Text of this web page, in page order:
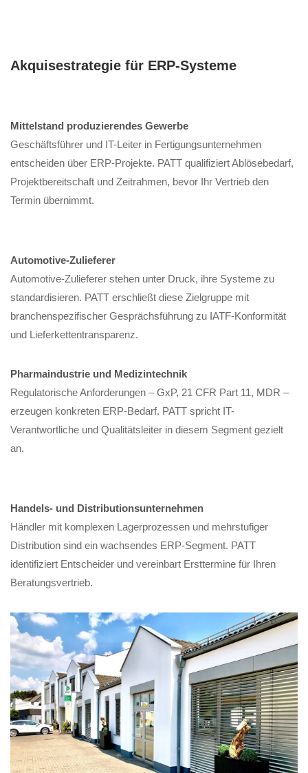
Akquisestrategie für ERP-Systeme
Mittelstand produzierendes Gewerbe
Geschäftsführer und IT-Leiter in Fertigungsunternehmen
entscheiden über ERP-Projekte. PATT qualifiziert Ablösebedarf,
Projektbereitschaft und Zeitrahmen, bevor Ihr Vertrieb den
Termin übernimmt.
Automotive-Zulieferer
Automotive-Zulieferer stehen unter Druck, ihre Systeme zu
standardisieren. PATT erschließt diese Zielgruppe mit
branchenspezifischer Gesprächsführung zu IATF-Konformität
und Lieferkettentransparenz.
Pharmaindustrie und Medizintechnik
Regulatorische Anforderungen – GxP, 21 CFR Part 11, MDR –
erzeugen konkreten ERP-Bedarf. PATT spricht IT-
Verantwortliche und Qualitätsleiter in diesem Segment gezielt
an.
Handels- und Distributionsunternehmen
Händler mit komplexen Lagerprozessen und mehrstufiger
Distribution sind ein wachsendes ERP-Segment. PATT
identifiziert Entscheider und vereinbart Ersttermine für Ihren
Beratungsvertrieb.